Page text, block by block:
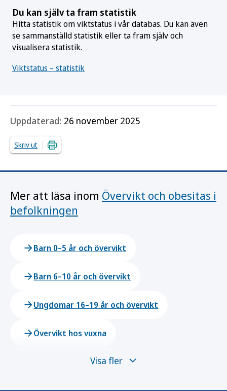
Du kan själv ta fram statistik
Hitta statistik om viktstatus i vår databas. Du kan även
se sammanställd statistik eller ta fram själv och
visualisera statistik.
Viktstatus – statistik
Uppdaterad: 26 november 2025
Skriv ut
Mer att läsa inom Övervikt och obesitas i
befolkningen
Barn 0–5 år och övervikt
Barn 6–10 år och övervikt
Ungdomar 16–19 år och övervikt
Övervikt hos vuxna
Övervikt hos gravida
Visa fler